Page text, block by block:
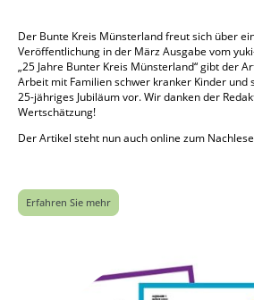
Der Bunte Kreis Münsterland freut sich über
Veröffentlichung in der März Ausgabe vom
„25 Jahre Bunter Kreis Münsterland“ gibt der
Arbeit mit Familien schwer kranker Kinder und
25-jähriges Jubiläum vor. Wir danken der
Wertschätzung!
Der Artikel steht nun auch online zum
Erfahren Sie mehr